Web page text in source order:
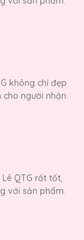
không chỉ đẹp
người nhận.
QTG rất tốt,
với sản phẩm.